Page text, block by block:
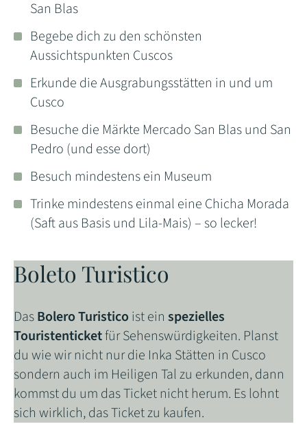
San Blas
Begebe dich zu den schönsten
Aussichtspunkten Cuscos
Erkunde die Ausgrabungsstätten in und um
Cusco
Besuche die Märkte Mercado San Blas und San
Pedro (und esse dort)
Besuch mindestens ein Museum
Trinke mindestens einmal eine Chicha Morada
(Saft aus Basis und Lila-Mais) – so lecker!
Boleto Turistico
DasBolero Turistico ist ein spezielles
Touristenticketfür Sehenswürdigkeiten. Planst
du wie wir nicht nur die Inka Stätten in Cusco
sondern auch im Heiligen Tal zu erkunden, dann
kommst du um das Ticket nicht herum. Es lohnt
sich wirklich, das Ticket zu kaufen.